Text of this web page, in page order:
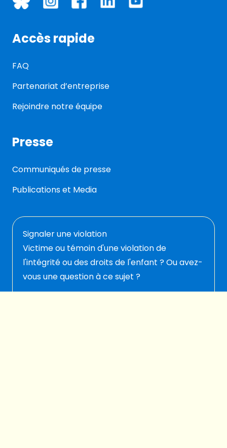
Accès rapide
FAQ
Partenariat d’entreprise
Rejoindre notre équipe
Presse
Communiqués de presse
Publications et Media
Signaler une violation
Victime ou témoin d'une violation de
l'intégrité ou des droits de l'enfant ? Ou avez-
vous une question à ce sujet ?